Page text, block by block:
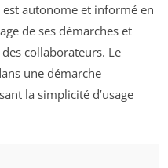
est autonome et informé en
de ses démarches et
collaborateurs. Le
une démarche
la simplicité d’usage